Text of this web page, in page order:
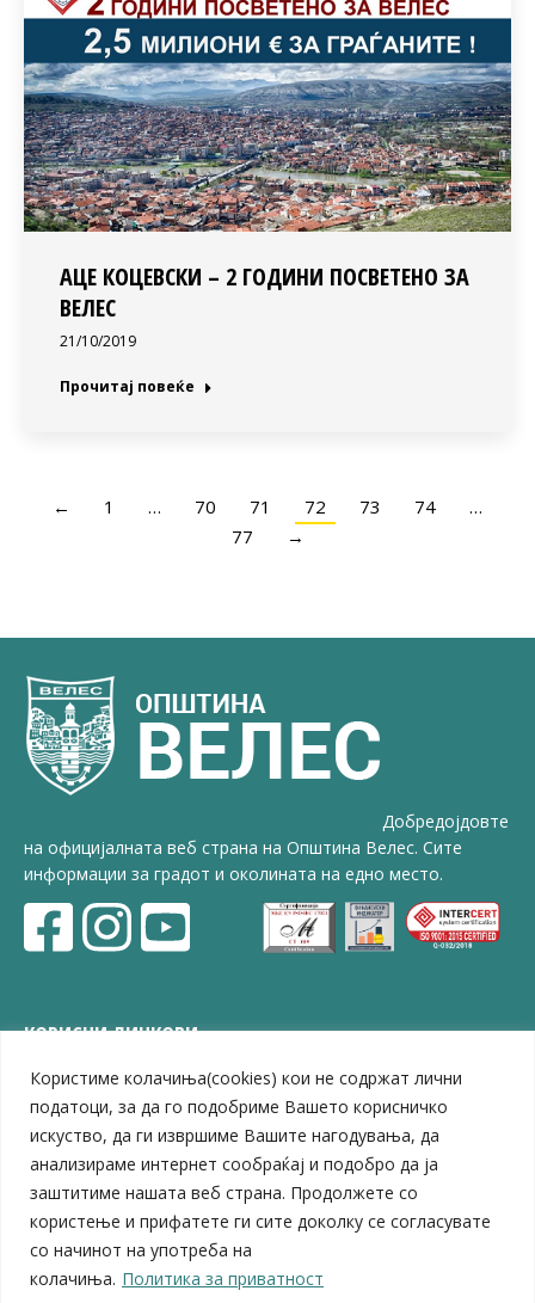
Користиме колачиња(cookies) кои не содржат лични
податоци, за да го подобриме Вашето корисничко
искуство, да ги извршиме Вашите нагодувања, да
анализираме интернет сообраќај и подобро да ја
заштитиме нашата веб страна. Продолжете со
користење и прифатете ги сите доколку се согласувате
со начинот на употреба на
колачиња. Политика за приватност
АЦЕ КОЦЕВСКИ – 2 ГОДИНИ ПОСВЕТЕНО ЗА
ВЕЛЕС
21/10/2019
Прочитај повеќе
← 1 … 70 71 72 73 74
…
77
→
Добредојдовте
на официјалната веб страна на Општина Велес. Сите
информации за градот и околината на едно место.
КОРИСНИ ЛИНКОВИ
ЗЕЛС – Заедница на единиците на локална самоуправа
Центар за развој на Вардарски плански регион
Јавно комунално претпријатие „Дервен“
ЈПССО „Парк – спорт и паркинзи“
ЛБ „Гоце Делчев“
ЛУ „Народен Музеј“
Влада на Република Северна Македонија
Собрание на Република Северна Македонија
Министерство за финансии